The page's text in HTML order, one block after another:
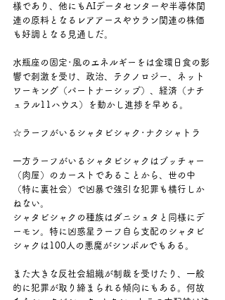
様であり、他にもAIデータセンターや半導体関
連の原料となるレアアースやウラン関連の株価
も好調となる見通しだ。
水瓶座の固定･風のエネルギーをは金環日食の影
響で刺激を受け、政治、テクノロジー、ネット
ワーキング（パートナーシップ）、経済（ナチ
ュラル11ハウス）を動かし進捗を早める。
☆ラーフがいるシャタビシャク･ナクシャトラ
一方ラーフがいるシャタビシャクはブッチャー
（肉屋）のカーストであることから、世の中
（特に裏社会）で凶暴で強引な犯罪も横行しか
ねない。
シャタビシャクの種族はダニシュタと同様にデ
ーモン。特に凶惑星ラーフ自ら支配のシャタビ
シャクは100人の悪魔がシンボルでもある。
また大きな反社会組織が制裁を受けたり、一般
的に犯罪が取り締まられる傾向にもある。何故